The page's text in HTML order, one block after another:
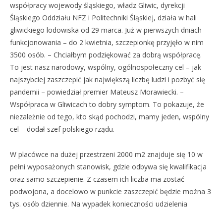
współpracy wojewody śląskiego, władz Gliwic, dyrekcji
Śląskiego Oddziału NFZ i Politechniki Śląskiej, działa w hali
gliwickiego lodowiska od 29 marca. Już w pierwszych dniach
funkcjonowania – do 2 kwietnia, szczepionkę przyjęło w nim
3500 osób. – Chciałbym podziękować za dobrą współpracę.
To jest nasz narodowy, wspólny, ogólnospołeczny cel – jak
najszybciej zaszczepić jak największą liczbę ludzi i pozbyć się
pandemii – powiedział premier Mateusz Morawiecki. –
Współpraca w Gliwicach to dobry symptom. To pokazuje, że
niezależnie od tego, kto skąd pochodzi, mamy jeden, wspólny
cel – dodał szef polskiego rządu.
W placówce na dużej przestrzeni 2000 m2 znajduje się 10 w
pełni wyposażonych stanowisk, gdzie odbywa się kwalifikacja
oraz samo szczepienie. Z czasem ich liczba ma zostać
podwojona, a docelowo w punkcie zaszczepić będzie można 3
tys. osób dziennie. Na wypadek konieczności udzielenia